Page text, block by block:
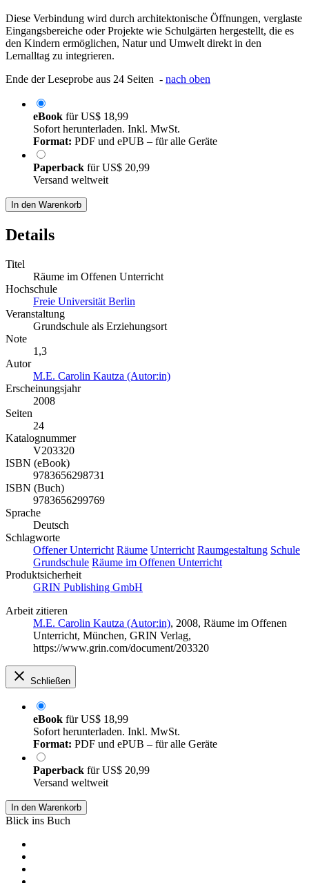
Diese Verbindung wird durch architektonische Öffnungen, verglaste
Eingangsbereiche oder Projekte wie Schulgärten hergestellt, die es
den Kindern ermöglichen, Natur und Umwelt direkt in den
Lernalltag zu integrieren.
Ende der Leseprobe aus 24 Seiten - nach oben
eBook fürUS$ 18,99
Sofort herunterladen. Inkl. MwSt.
Format: PDF und ePUB – für alle Geräte
Paperback fürUS$ 20,99
Versand weltweit
In den Warenkorb
Details
Titel
Räume im Offenen Unterricht
Hochschule
Freie Universität Berlin
Veranstaltung
Grundschule als Erziehungsort
Note
1,3
Autor
M.E. Carolin Kautza (Autor:in)
Erscheinungsjahr
2008
Seiten
24
Katalognummer
V203320
ISBN (eBook)
9783656298731
ISBN (Buch)
9783656299769
Sprache
Deutsch
Schlagworte
Offener Unterricht Räume Unterricht Raumgestaltung Schule
Grundschule Räume im Offenen Unterricht
Produktsicherheit
GRIN Publishing GmbH
Arbeit zitieren
M.E. Carolin Kautza (Autor:in), 2008, Räume im Offenen
Unterricht, München, GRIN Verlag,
https://www.grin.com/document/203320
Schließen
eBook fürUS$ 18,99
Sofort herunterladen. Inkl. MwSt.
Format: PDF und ePUB – für alle Geräte
Paperback fürUS$ 20,99
Versand weltweit
In den Warenkorb
Blick ins Buch